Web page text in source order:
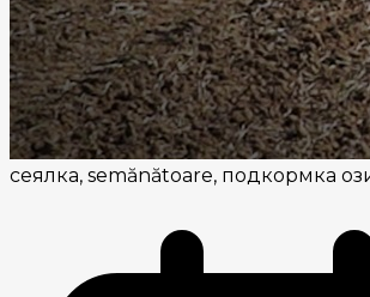
сеялка, semănătoare, подкормка